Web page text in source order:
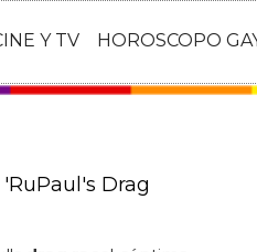
Y TV HOROSCOPO
Drag